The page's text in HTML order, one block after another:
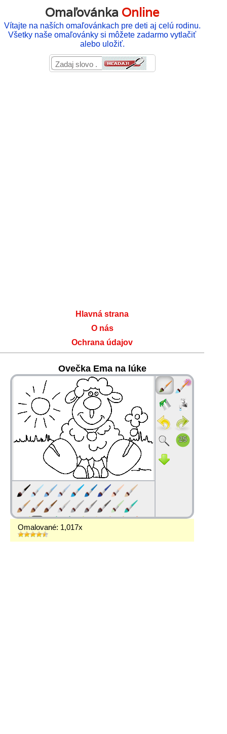
Omaľovánka Online
Vítajte na naších omaľovánkach pre deti aj celú rodinu.
Všetky naše omaľovánky si môžete zadarmo vytlačiť
alebo uložiť.
Hlavná strana
O nás
Ochrana údajov
Ovečka Ema na lúke
Omalované: 1,017x